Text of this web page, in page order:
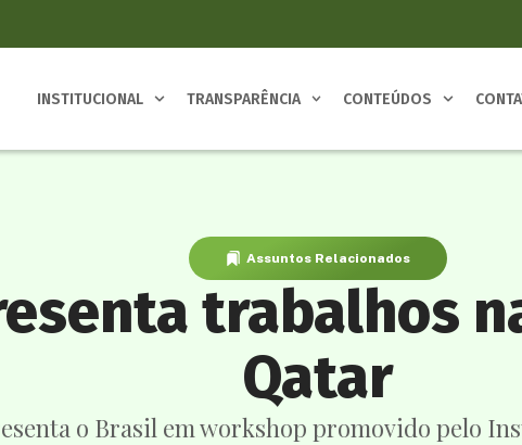
INSTITUCIONAL TRANSPARÊNCIA CONTEÚDOS
Assuntos Relacionados
trabalhos
Qatar
o Brasil em workshop promovido pelo